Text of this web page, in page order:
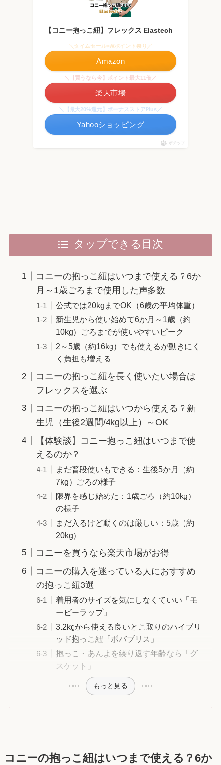
【コニー抱っこ紐】フレックス Elastech
＼タイムセール×Wポイント祭り／
Amazon
＼【買うなら今】ポイント最大11倍／
楽天市場
＼【最大20%還元】ボーナスストアPlus／
Yahooショッピング
ポチップ
タップできる目次
コニーの抱っこ紐はいつまで使える？6か
月～1歳ごろまで使用した声多数
公式では20kgまでOK（6歳の平均体重）
新生児から使い始めて6か月～1歳（約
10kg）ごろまでが使いやすいピーク
2～5歳（約16kg）でも使えるが動きにく
く負担も増える
コニーの抱っこ紐を長く使いたい場合は
フレックスを選ぶ
コニーの抱っこ紐はいつから使える？新
生児（生後2週間/4kg以上）～OK
【体験談】コニー抱っこ紐はいつまで使
えるのか？
まだ普段使いもできる：生後5か月（約
7kg）ごろの様子
限界を感じ始めた：1歳ごろ（約10kg）
の様子
まだ入るけど動くのは厳しい：5歳（約
20kg）
コニーを買うなら楽天市場がお得
コニーの購入を迷っている人におすすめ
の抱っこ紐3選
着用者のサイズを気にしなくていい「モ
ービーラップ」
3.2kgから使える良いとこ取りのハイブリ
ッド抱っこ紐「ボバブリス」
抱っこ・あんよを繰り返す年齢なら「グ
スケット」
もっと見る
コニーの抱っこ紐はいつまで使える？6か